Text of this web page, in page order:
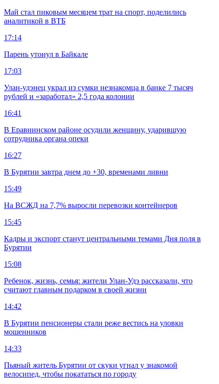
Май стал пиковым месяцем трат на спорт, поделились
аналитикой в ВТБ
17:14
Парень утонул в Байкале
17:03
Улан-удэнец украл из сумки незнакомца в банке 7 тысяч
рублей и «заработал» 2,5 года колонии
16:41
В Еравнинском районе осудили женщину, ударившую
сотрудника органа опеки
16:27
В Бурятии завтра днем до +30, временами ливни
15:49
На ВСЖД на 7,7% выросли перевозки контейнеров
15:45
Кадры и экспорт станут центральными темами Дня поля в
Бурятии
15:08
Ребенок, жизнь, семья: жители Улан-Удэ рассказали, что
считают главным подарком в своей жизни
14:42
В Бурятии пенсионеры стали реже вестись на уловки
мошенников
14:33
Пьяный житель Бурятии от скуки угнал у знакомой
велосипед, чтобы покататься по городу